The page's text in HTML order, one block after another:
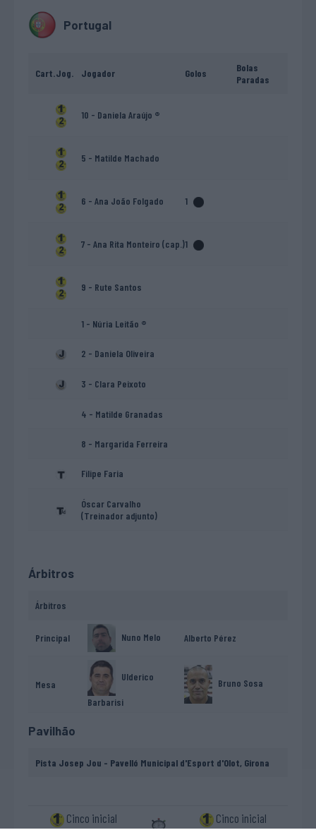
Portugal
Cart.Jog. Jogador Golos
Bolas
Paradas
10 - Daniela Araújo ®
5 - Matilde Machado
6 - Ana João Folgado 1
7 - Ana Rita Monteiro (cap.)1
9 - Rute Santos
1 - Núria Leitão ®
2 - Daniela Oliveira
3 - Clara Peixoto
4 - Matilde Granadas
8 - Margarida Ferreira
Filipe Faria
Óscar Carvalho
(Treinador adjunto)
Árbitros
Árbitros
Principal Nuno Melo Alberto Pérez
Mesa
Ulderico
Barbarisi
Bruno Sosa
Pavilhão
Pista Josep Jou - Pavelló Municipal d'Esport d'Olot, Girona
Cinco inicial
Cinco inicial